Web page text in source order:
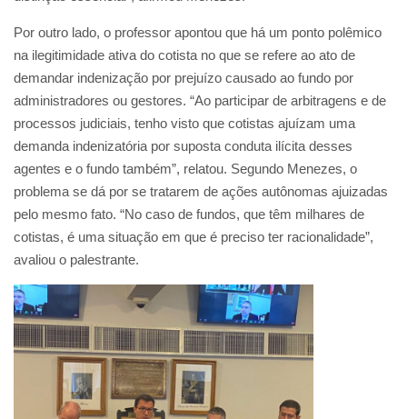
Por outro lado, o professor apontou que há um ponto polêmico
na ilegitimidade ativa do cotista no que se refere ao ato de
demandar indenização por prejuízo causado ao fundo por
administradores ou gestores. “Ao participar de arbitragens e de
processos judiciais, tenho visto que cotistas ajuízam uma
demanda indenizatória por suposta conduta ilícita desses
agentes e o fundo também”, relatou. Segundo Menezes, o
problema se dá por se tratarem de ações autônomas ajuizadas
pelo mesmo fato. “No caso de fundos, que têm milhares de
cotistas, é uma situação em que é preciso ter racionalidade”,
avaliou o palestrante.